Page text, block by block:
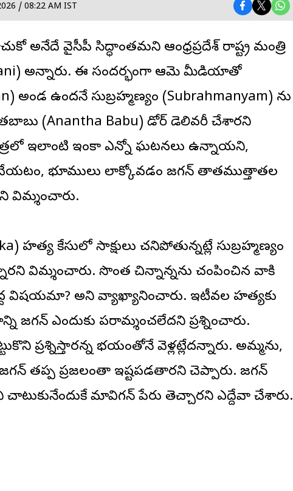
/ 08:22 AM IST
అనేదే వైసీపీ సిద్ధాంతమని ఆంధ్రప్రదేశ్ రాష్ట్ర మంత్రి
అన్నారు. ఈ సందర్భంగా ఆమె మీడియాతో
అండ ఉందనే సుబ్రహ్మణ్యం (Subrahmanyam) ను
(Anantha Babu) డోర్ డెలివరీ చేశారని
ఇలాంటి ఇంకా ఎన్నో ఘటనలు ఉన్నాయని,
భూములు లాక్కోవడం జగన్ తాతముత్తాతల
విమర్శించారు.
హత్య కేసులో సాక్షులు చనిపోతున్నట్లే సుబ్రహ్మణ్యం
విమర్శించారు. సొంత చిన్నాన్నను చంపించిన వారికి
విషయమా? అని వ్యాఖ్యానించారు. ఇటీవల హత్యకు
జగన్ ఎందుకు పరామర్శించలేదని ప్రశ్నించారు.
ప్రశ్నిస్తారన్న భయంతోనే వెళ్లట్లేదన్నారు. అమ్మను,
తప్ప ప్రజలంతా ఇష్టపడతారని చెప్పారు. జగన్
మావిగన్ పేరు తెచ్చారని ఎద్దేవా చేశారు.